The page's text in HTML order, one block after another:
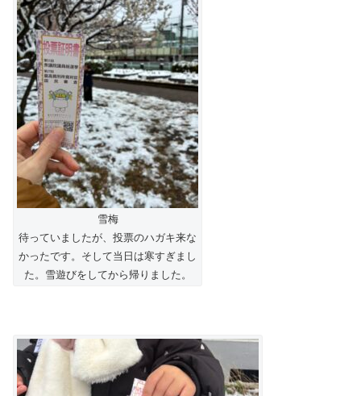
雪梅
待っていましたが、投票のハガキ来な
かったです。そして当日は寒すぎまし
た。雪遊びをしてから帰りました。